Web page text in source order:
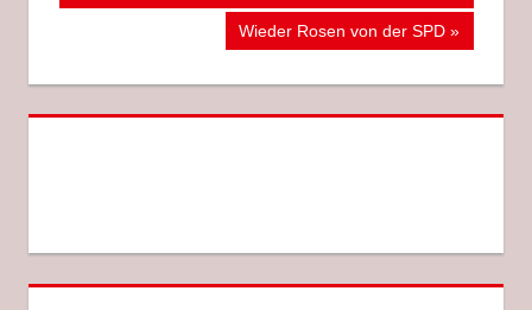
Nächster
Wieder Rosen von der SPD